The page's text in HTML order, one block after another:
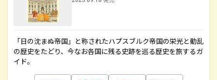
「日の沈まぬ帝国」と称されたハプスブルク帝国の栄光と動乱
の歴史をたどり、今なお各国に残る史跡を巡る歴史を旅するガ
イド。